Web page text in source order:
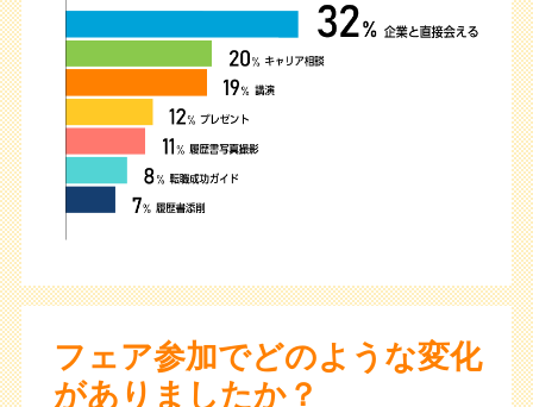
フェア参加でどのような変化
がありましたか？